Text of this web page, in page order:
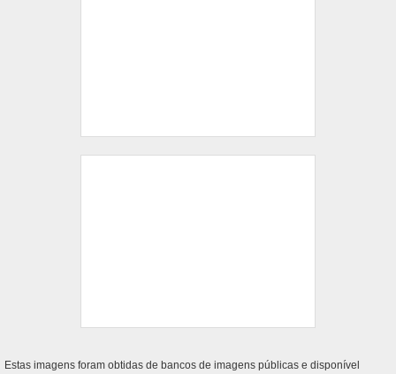
Estas imagens foram obtidas de bancos de imagens públicas e disponível